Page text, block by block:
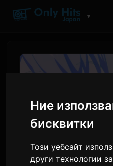
Ние
бисквитки
Този уебсайт
други технологии
▼